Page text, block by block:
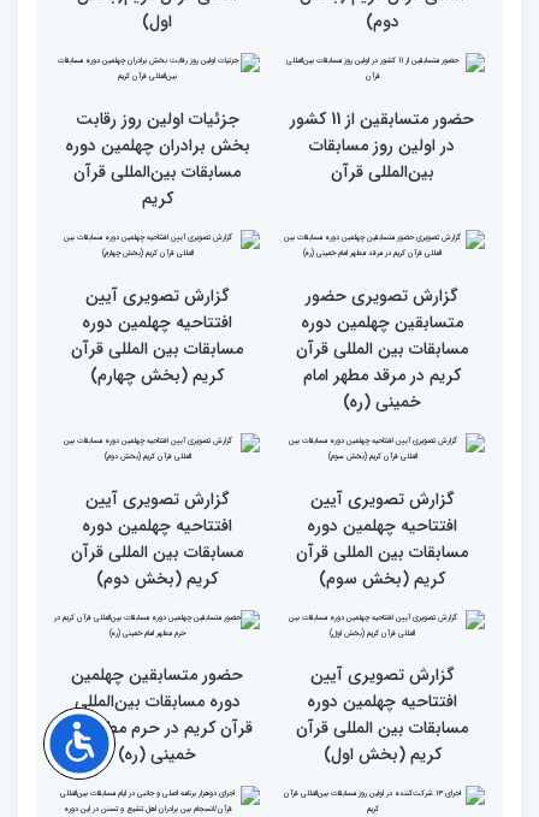
تشکیل نشست هماهنگی
بین‌المللی قرآن در بخش
خواهران
گزارش تصویری نشست
خواهران چهلمین دوره
مسابقات بین المللی قرآن
کریم
چهلمین دوره مسابقات بین
المللی قرآن کریم (بخش
دوم)
چهلمین دوره مسابقات بین
المللی قرآن کریم(بخش
اول)
حضور متسابقین از 11 کشور
بین‌المللی قرآن
جزئیات اولین روز رقابت
مسابقات بین‌المللی قرآن
کریم
گزارش تصویری حضور
مسابقات بین المللی قرآن
کریم در مرقد مطهر امام
خمینی (ره)
گزارش تصویری آیین
مسابقات بین المللی قرآن
کریم (بخش چهارم)